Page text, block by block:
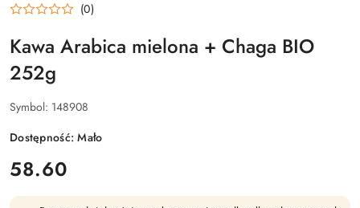
(0)
Kawa Arabica mielona + Chaga BIO
252g
Symbol: 148908
Dostępność:Mało
cena:
58.60